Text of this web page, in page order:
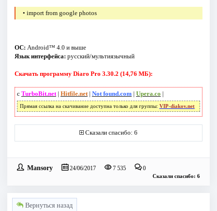
• import from google photos
ОС: Android™ 4.0 и выше
Язык интерфейса: русский/мультиязычный
Скачать программу Diaro Pro 3.30.2 (14,76 МБ):
с TurboBit.net| Hitfile.net| Not found.com | Upera.co |
Прямая ссылка на скачивание доступна только для группы: VIP-diakov.net
Сказали спасибо: 6
Mansory 24/06/2017 7 535 0
Сказали спасибо: 6
Вернуться назад